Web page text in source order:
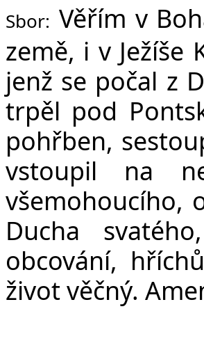
Sbor: Věřím v
země, i v Ježíše
jenž se počal z
trpěl pod
pohřben,
vstoupil na
všemohoucího,
Ducha
obcování,
život věčný.